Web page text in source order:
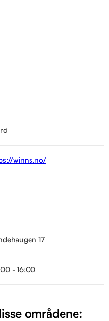
winns.no/
17
- 16:00
områdene: